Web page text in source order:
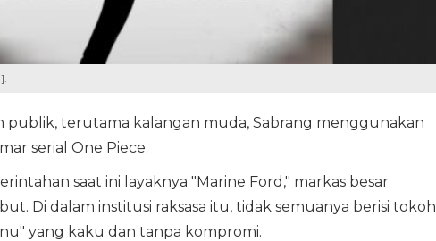
terutama kalangan muda, Sabrang menggunakan
serial One Piece.
saat ini layaknya "Marine Ford," markas besar
Di dalam institusi raksasa itu, tidak semuanya berisi tokoh
yang kaku dan tanpa kompromi.